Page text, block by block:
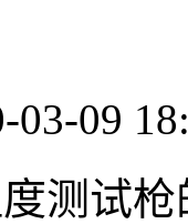
03-09
测试